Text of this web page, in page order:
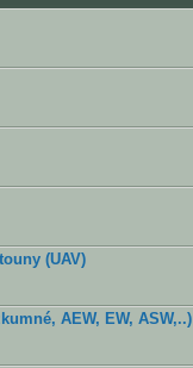
(UAV)
AEW, EW, ASW,..)